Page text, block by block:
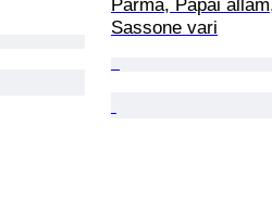
Parma, Pápai
Sassone vari